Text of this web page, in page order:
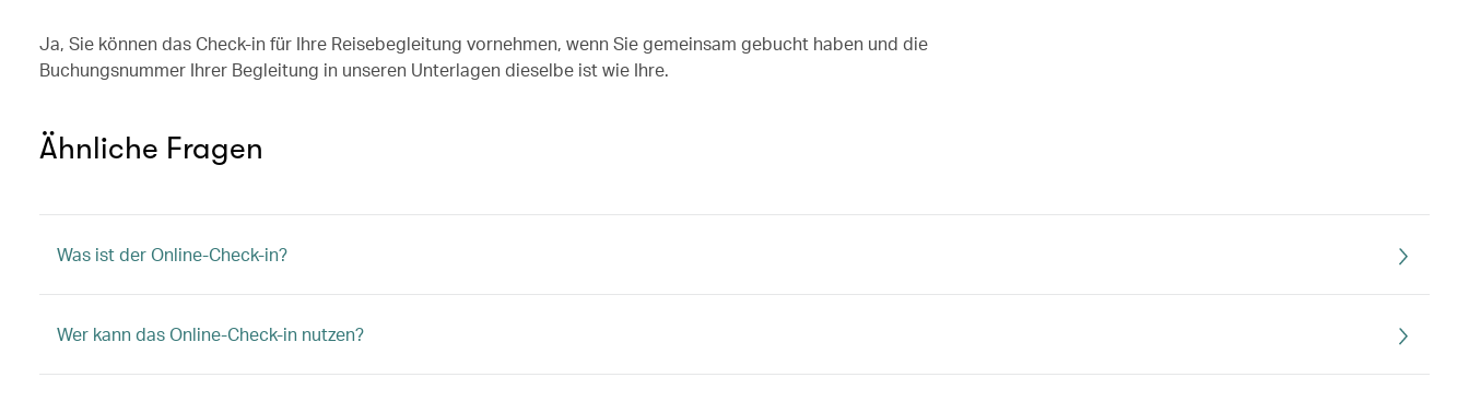
Ja, Sie können das Check-in für Ihre Reisebegleitung vornehmen, wenn Sie gemeinsam gebucht haben und die
Buchungsnummer Ihrer Begleitung in unseren Unterlagen dieselbe ist wie Ihre.
Ähnliche Fragen
Was ist der Online-Check-in?
Wer kann das Online-Check-in nutzen?